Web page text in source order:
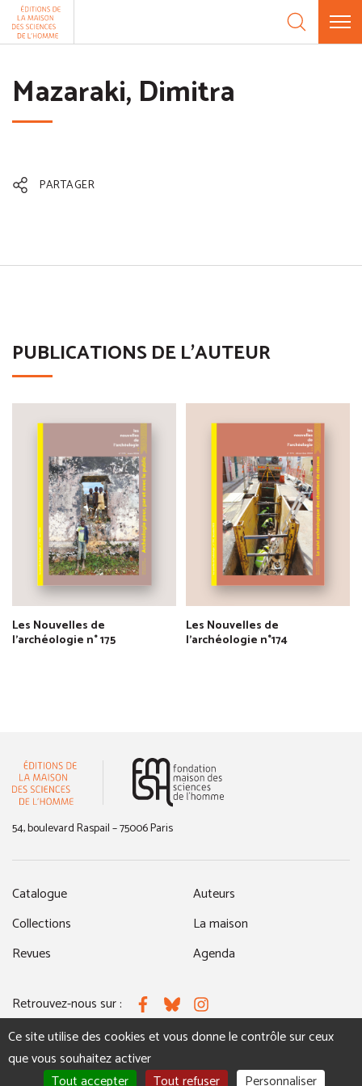
Aller au contenu
Mazaraki, Dimitra
PARTAGER
PUBLICATIONS DE L'AUTEUR
Les Nouvelles de
l'archéologie n° 175
Les Nouvelles de
l'archéologie n°174
54, boulevard Raspail – 75006 Paris
Catalogue
Collections
Revues
Auteurs
La maison
Agenda
Retrouvez-nous sur : FacebookBlueskyInstagram
MENTIONS LÉGALES NOUS CONTACTER
Panneau de gestion des cookies
Ce site utilise des cookies et vous donne le contrôle sur ceux
que vous souhaitez activer
Tout accepter
Tout refuser Personnaliser